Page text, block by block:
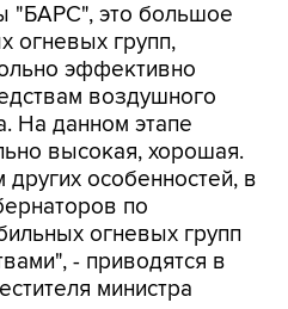
"БАРС", это большое
огневых групп,
эффективно
воздушного
На данном этапе
высокая, хорошая.
особенностей, в
по
огневых групп
- приводятся в
министра